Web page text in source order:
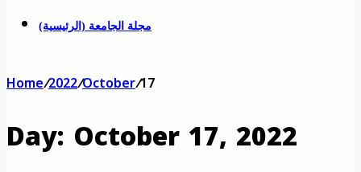
مجلة الجامعة (الرئيسية)
Home/2022/October/17
Day: October 17, 2022